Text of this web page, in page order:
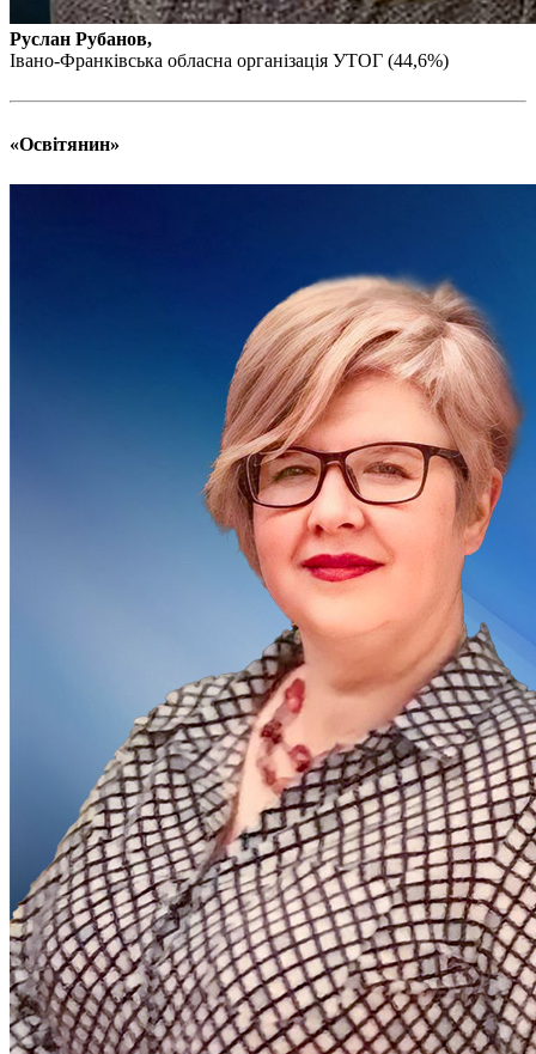
Статут УТОГ
Нормативна база УТОГ
Конвенція ООН
Декларації
Міжнародні документи
Руслан Рубанов,
Івано-Франківська обласна організація УТОГ (44,6%)
«Освітянин»